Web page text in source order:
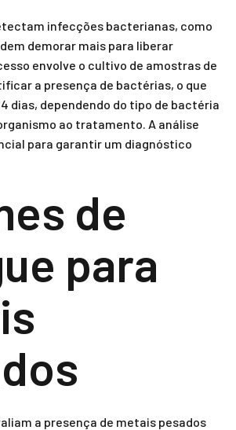
infecções bacterianas, como
demorar mais para liberar
envolve o cultivo de amostras de
a presença de bactérias, o que
dias, dependendo do tipo de bactéria
ao tratamento. A análise
para garantir um diagnóstico
de
para
a presença de metais pesados